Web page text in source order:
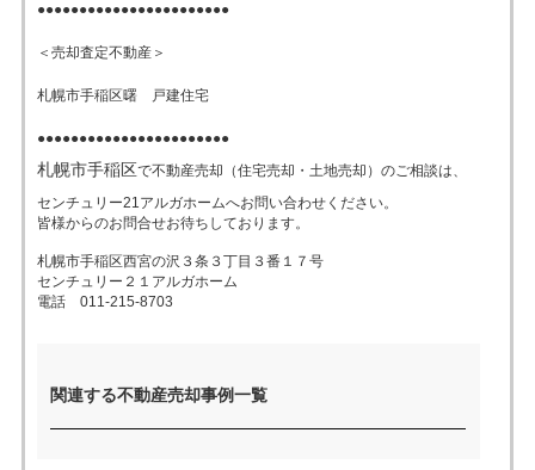
早く
売りたい
高く
売りたい
秘密に
来店予約
●●●●●●●●●●●●●●●●●●●●●●●
＜売却査定不動産＞
札幌市手稲区曙 戸建住宅
●●●●●●●●●●●●●●●●●●●●●●●
札幌市手稲区で不動産売却（住宅売却・土地売却）のご相談は、
センチュリー21アルガホームへお問い合わせください。
皆様からのお問合せお待ちしております。
札幌市手稲区西宮の沢３条３丁目３番１７号
センチュリー２１アルガホーム
電話 011-215-8703
関連する不動産売却事例一覧